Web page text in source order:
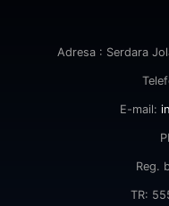
Adresa : Serdara
E-mail:
Reg.
TR: